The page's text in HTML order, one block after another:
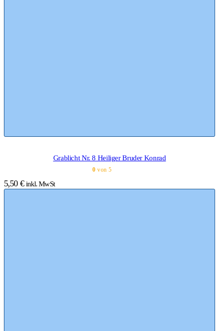
Grablicht Nr. 8 Heiliger Bruder Konrad
0 von 5
5,50 € inkl. MwSt